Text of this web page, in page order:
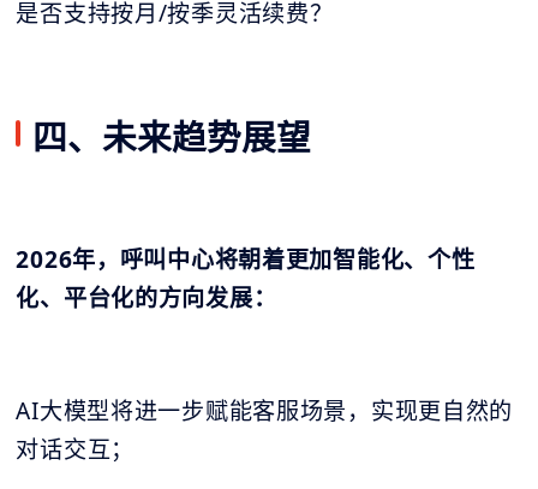
是否支持按月/按季灵活续费？
四、未来趋势展望
2026年，呼叫中心将朝着更加智能化、个性
化、平台化的方向发展：
AI大模型将进一步赋能客服场景，实现更自然的
对话交互；